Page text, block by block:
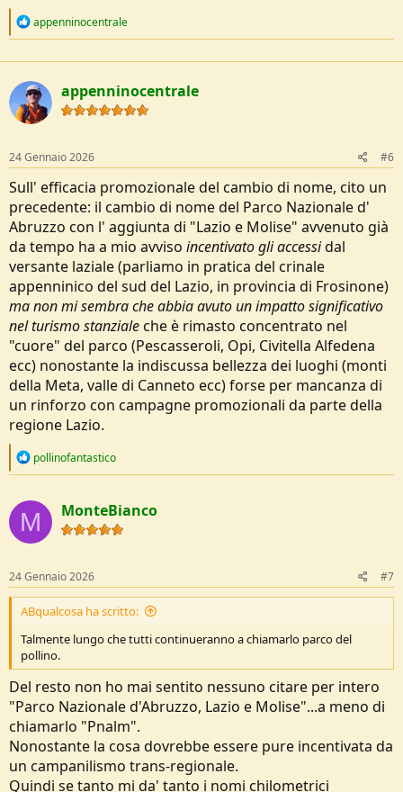
R
c
t
i
o
n
appenninocentrale
appenninocentrale
24 Gennaio 2026 #6
Sull' efficacia promozionale del cambio di nome, cito un
precedente: il cambio di nome del Parco Nazionale d'
Abruzzo con l' aggiunta di "Lazio e Molise" avvenuto già
da tempo ha a mio avviso incentivato gli accessidal
versante laziale (parliamo in pratica del crinale
appenninico del sud del Lazio, in provincia di Frosinone)
ma non mi sembra che abbia avuto un impatto significativo
nel turismo stanzialeche è rimasto concentrato nel
"cuore" del parco (Pescasseroli, Opi, Civitella Alfedena
ecc) nonostante la indiscussa bellezza dei luoghi (monti
della Meta, valle di Canneto ecc) forse per mancanza di
un rinforzo con campagne promozionali da parte della
regione Lazio.
R
c
t
i
o
s
:
pollinofantastico
M MonteBianco
24 Gennaio 2026 #7
ABqualcosa ha scritto:
Talmente lungo che tutti continueranno a chiamarlo parco del
pollino.
Del resto non ho mai sentito nessuno citare per intero
"Parco Nazionale d'Abruzzo, Lazio e Molise"...a meno di
chiamarlo "Pnalm".
Nonostante la cosa dovrebbe essere pure incentivata da
un campanilismo trans-regionale.
Quindi se tanto mi da' tanto i nomi chilometrici